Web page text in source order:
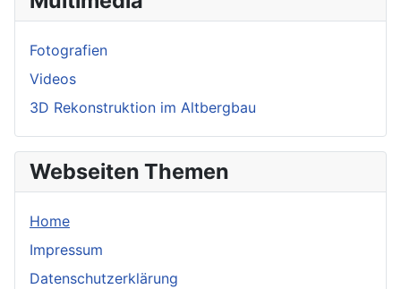
Fotografien
Videos
3D Rekonstruktion im Altbergbau
Webseiten Themen
Home
Impressum
Datenschutzerklärung